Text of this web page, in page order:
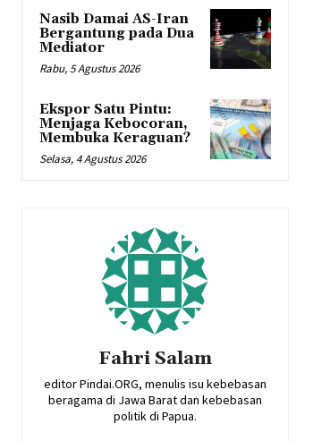
Nasib Damai AS-Iran
Bergantung pada Dua
Mediator
Rabu, 5 Agustus 2026
Ekspor Satu Pintu:
Menjaga Kebocoran,
Membuka Keraguan?
Selasa, 4 Agustus 2026
Fahri Salam
editor Pindai.ORG, menulis isu kebebasan
beragama di Jawa Barat dan kebebasan
politik di Papua.